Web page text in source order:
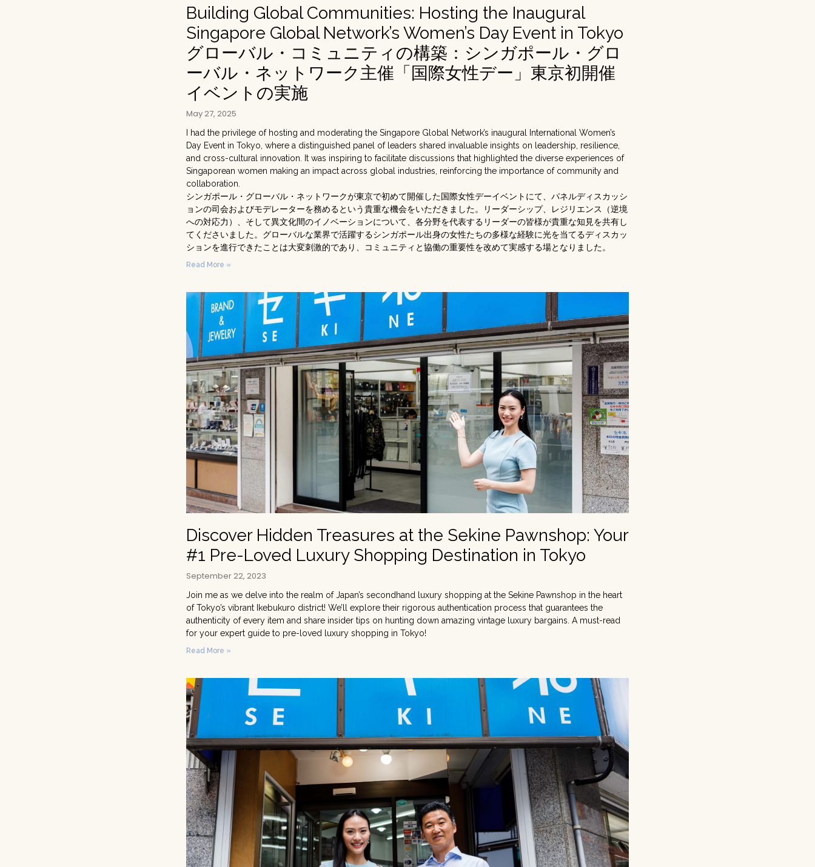
Building Global Communities: Hosting the Inaugural
Singapore Global Network’s Women’s Day Event in Tokyo
グローバル・コミュニティの構築：シンガポール・グロ
ーバル・ネットワーク主催「国際女性デー」東京初開催
イベントの実施
May 27, 2025
I had the privilege of hosting and moderating the Singapore Global Network’s inaugural International Women’s
Day Event in Tokyo, where a distinguished panel of leaders shared invaluable insights on leadership, resilience,
and cross-cultural innovation. It was inspiring to facilitate discussions that highlighted the diverse experiences of
Singaporean women making an impact across global industries, reinforcing the importance of community and
collaboration.
シンガポール・グローバル・ネットワークが東京で初めて開催した国際女性デーイベントにて、パネルディスカッシ
ョンの司会およびモデレーターを務めるという貴重な機会をいただきました。リーダーシップ、レジリエンス（逆境
への対応力）、そして異文化間のイノベーションについて、各分野を代表するリーダーの皆様が貴重な知見を共有し
てくださいました。グローバルな業界で活躍するシンガポール出身の女性たちの多様な経験に光を当てるディスカッ
ションを進行できたことは大変刺激的であり、コミュニティと協働の重要性を改めて実感する場となりました。
Read More »
Discover Hidden Treasures at the Sekine Pawnshop: Your
#1 Pre-Loved Luxury Shopping Destination in Tokyo
September 22, 2023
Join me as we delve into the realm of Japan’s secondhand luxury shopping at the Sekine Pawnshop in the heart
of Tokyo’s vibrant Ikebukuro district! We’ll explore their rigorous authentication process that guarantees the
authenticity of every item and share insider tips on hunting down amazing vintage luxury bargains. A must-read
for your expert guide to pre-loved luxury shopping in Tokyo!
Read More »